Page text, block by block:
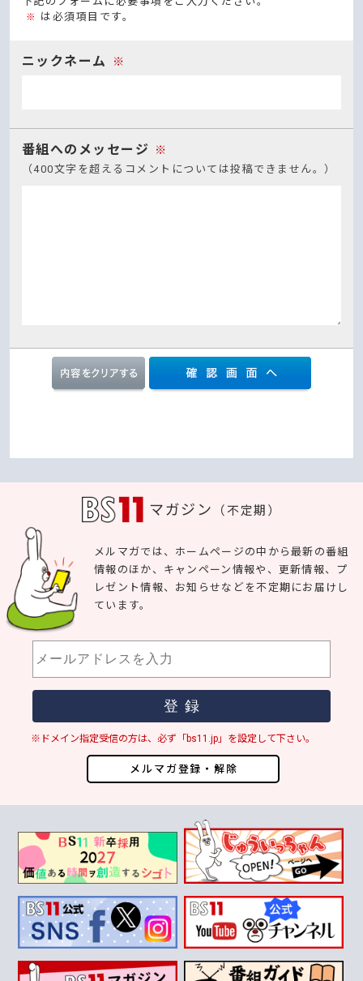
※ は必須項目です。
ニックネーム ※
番組へのメッセージ ※
（400文字を超えるコメントについては投稿できません。）
マガジン （不定期）
メルマガ登録・解除
メルマガでは、ホームページの中から最新の番組
情報のほか、キャンペーン情報や、更新情報、プ
レゼント情報、お知らせなどを不定期にお届けし
ています。
※ドメイン指定受信の方は、必ず「bs11.jp」を設定して下さい。